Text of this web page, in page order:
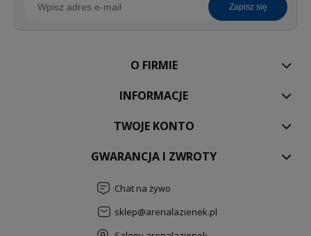
zapisz się
O FIRMIE
INFORMACJE
TWOJE KONTO
GWARANCJA I ZWROTY
Chat na żywo
sklep@arenalazienek.pl